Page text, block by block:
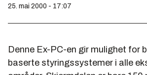
25. mai 2000 - 17:07
Denne Ex-PC-en gir mulighet for
baserte styringssystemer i alle